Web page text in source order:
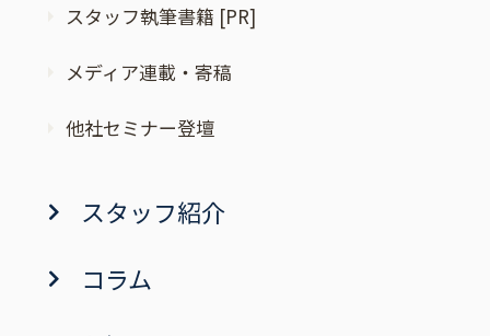
スタッフ執筆書籍 [PR]
メディア連載・寄稿
他社セミナー登壇
スタッフ紹介
コラム